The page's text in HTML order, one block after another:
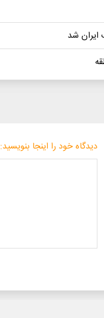
ایران شد
دیدگاه خود را اینجا بنویسید: